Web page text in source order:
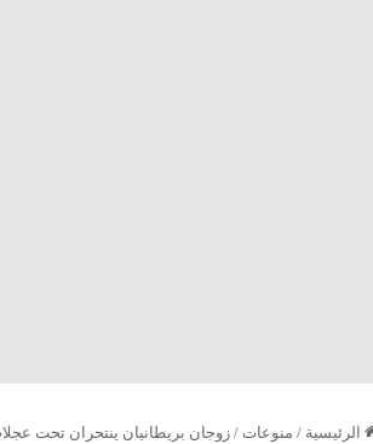
الرئيسية / منوعات /زوجان بريطانيان ينتحران تحت